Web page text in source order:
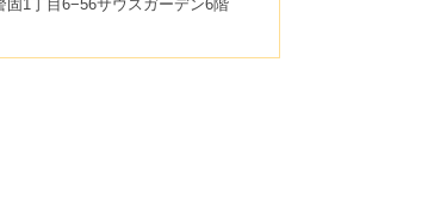
1丁目6−56サウスガーデン6階